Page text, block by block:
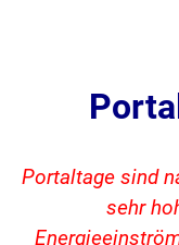
Portaltage sind
sehr